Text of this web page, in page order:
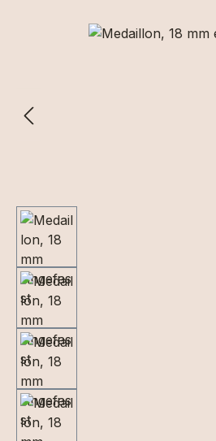
Bildergalerie überspringen